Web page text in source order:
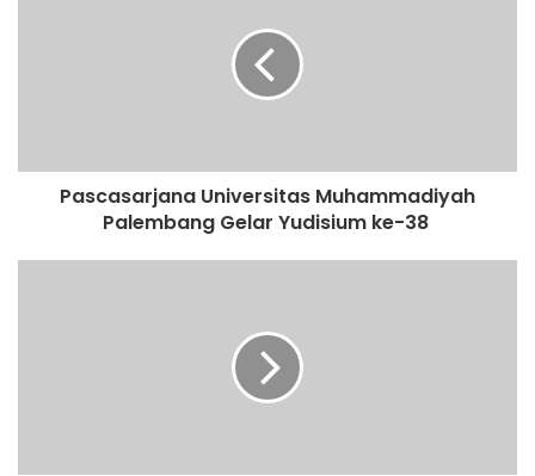
Pascasarjana Universitas Muhammadiyah
Palembang Gelar Yudisium ke-38